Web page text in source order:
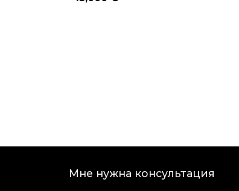
Мне нужна консультация